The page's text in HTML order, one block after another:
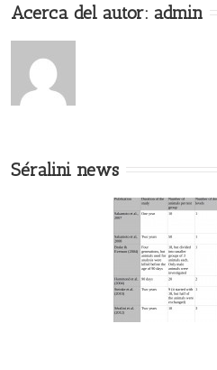
Acerca del autor: admin
Séralini news